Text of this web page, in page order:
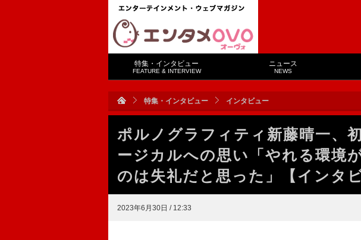
特集・インタビュー
FEATURE & INTERVIEW
ニュース
NEWS
特集・インタビュー インタビュー
ポルノグラフィティ新藤晴一、
ージカルへの思い「やれる環境
のは失礼だと思った」【インタビ
2023年6月30日 / 12:33